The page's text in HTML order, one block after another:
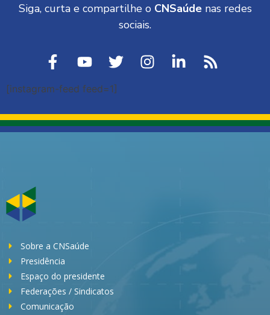
Siga, curta e compartilhe o CNSaúdenas redes
sociais.
[instagram-feed feed=1]
Sobre a CNSaúde
Presidência
Espaço do presidente
Federações / Sindicatos
Comunicação